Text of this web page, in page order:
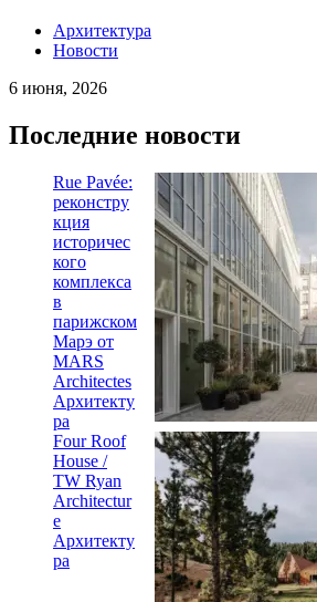
Архитектура
Новости
6 июня, 2026
Последние новости
Rue Pavée:
реконстру
кция
историчес
кого
комплекса
в
парижском
Марэ от
MARS
Architectes
Архитекту
ра
Four Roof
House /
TW Ryan
Architectur
e
Архитекту
ра